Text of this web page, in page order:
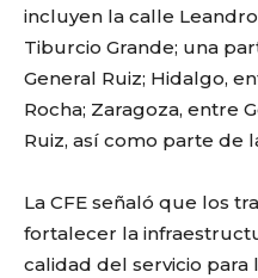
incluyen la calle
Tiburcio Grande; una
General Ruiz; Hidalgo,
Rocha; Zaragoza, entre
Ruiz, así como parte de
La CFE señaló que los
fortalecer la
calidad del servicio para